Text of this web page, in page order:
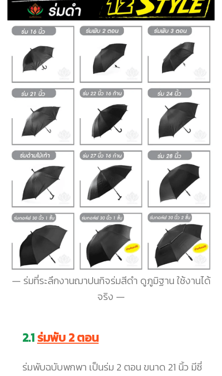
ร่มที่ระลึกงานฌาปนกิจร่มสีดำ ดูภูมิฐาน ใช้งานได้
จริง
2.1ร่มพับ 2 ตอน
ร่มพับฉบับพกพา เป็นร่ม 2 ตอน ขนาด 21 นิ้ว มีซี่